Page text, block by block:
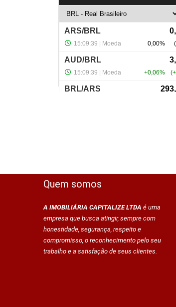
Quem somos
A IMOBILIÁRIA CAPITALIZE LTDA é uma
empresa que busca atingir, sempre com
honestidade, segurança, respeito e
compromisso, o reconhecimento pelo seu
trabalho e a satisfação de seus clientes.